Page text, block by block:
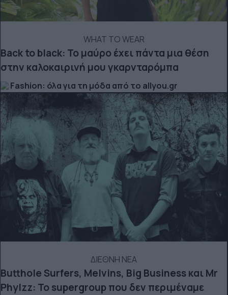
WHAT TO WEAR
Back to black: Το μαύρο έχει πάντα μια θέση
στην καλοκαιρινή μου γκαρνταρόμπα
Fashion: όλα για τη μόδα από το allyou.gr
ΔΙΕΘΝΗ ΝΕΑ
Butthole Surfers, Melvins, Big Business και Mr
Phylzz: Το supergroup που δεν περιμέναμε